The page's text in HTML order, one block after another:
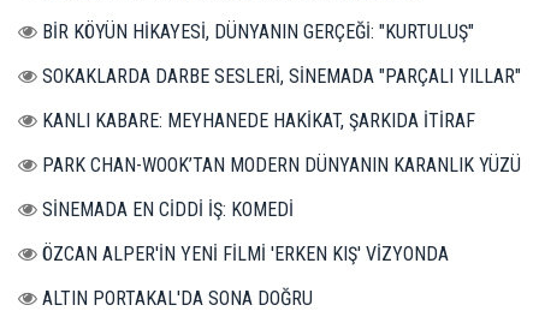
BİR KÖYÜN HİKAYESİ, DÜNYANIN GERÇEĞİ: "KURTULUŞ"
SOKAKLARDA DARBE SESLERİ, SİNEMADA "PARÇALI YILLAR"
KANLI KABARE: MEYHANEDE HAKİKAT, ŞARKIDA İTİRAF
PARK CHAN-WOOK’TAN MODERN DÜNYANIN KARANLIK YÜZÜ
SİNEMADA EN CİDDİ İŞ: KOMEDİ
ÖZCAN ALPER'İN YENİ FİLMİ 'ERKEN KIŞ' VİZYONDA
ALTIN PORTAKAL'DA SONA DOĞRU